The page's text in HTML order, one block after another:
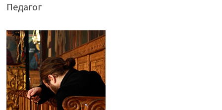
Педагог